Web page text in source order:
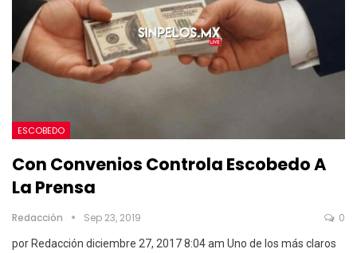
ESCOBEDO
Con Convenios Controla Escobedo A
La Prensa
Redacción Sep 23, 2019 0
por Redacción diciembre 27, 2017 8:04 am Uno de los más claros